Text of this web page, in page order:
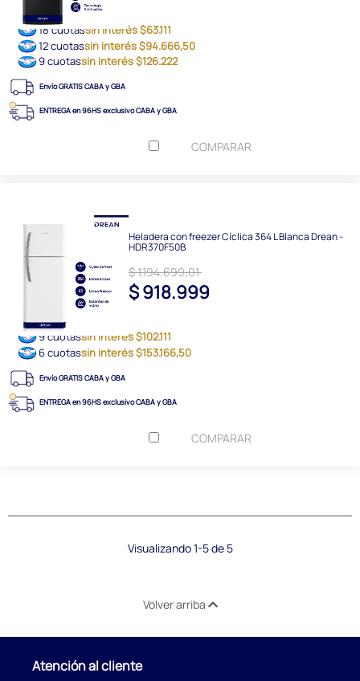
18 cuotassin interés $63.111
12 cuotassin interés $94.666,50
9 cuotassin interés $126.222
Envío GRATIS CABA y GBA
ENTREGA en 96HS exclusivo CABA y GBA
COMPARAR
Heladera con freezer Cíclica 364 L Blanca Drean -
HDR370F50B
$ 1.194.699,01
$ 918.999
9 cuotassin interés $102.111
6 cuotassin interés $153.166,50
Envío GRATIS CABA y GBA
ENTREGA en 96HS exclusivo CABA y GBA
COMPARAR
Visualizando 1-5 de 5
Volver arriba
Atención al cliente